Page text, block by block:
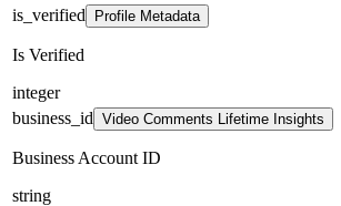
is_verified
Profile Metadata
Is Verified
integer
business_id Video Comments Lifetime Insights
Business Account ID
string